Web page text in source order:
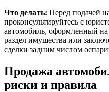
Что делать: Перед подачей
проконсультируйтесь с
автомобиль, оформленный
раздел имущества или
сделки задним числом
Продажа
риски и правила